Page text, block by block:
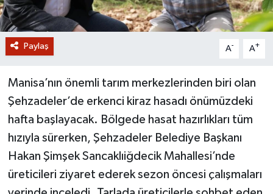
Paylaş A- A+
Manisa’nın önemli tarım merkezlerinden biri olan
Şehzadeler’de erkenci kiraz hasadı önümüzdeki
hafta başlayacak. Bölgede hasat hazırlıkları tüm
hızıyla sürerken, Şehzadeler Belediye Başkanı
Hakan Şimşek Sancaklıiğdecik Mahallesi’nde
üreticileri ziyaret ederek sezon öncesi çalışmaları